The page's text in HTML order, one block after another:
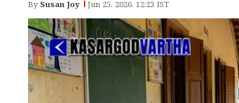
By Susan Joy Jun 25, 2026, 12:23 IST